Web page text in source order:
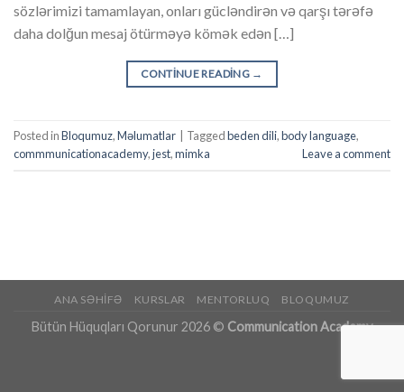
sözlərimizi tamamlayan, onları gücləndirən və qarşı tərəfə
daha dolğun mesaj ötürməyə kömək edən […]
CONTINUE READING →
Posted inBloqumuz,Məlumatlar Taggedbeden dili,body language,
commmunicationacademy,jest,mimka Leave a comment
ANA SƏHIFƏ KURSLAR MENTORLUQ BLOQUMUZ
Bütün Hüquqları Qorunur 2026 © Communication Academy